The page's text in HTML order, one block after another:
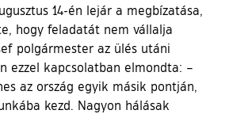
14-én lejár a megbízatása,
hogy feladatát nem vállalja
polgármester az ülés utáni
ezzel kapcsolatban elmondta: –
az ország egyik másik pontján,
kezd. Nagyon hálásak